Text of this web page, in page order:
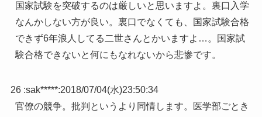
国家試験を突破するのは厳しいと思いますよ。裏口入学
なんかしない方が良い。裏口でなくても、国家試験合格
できず6年浪人してる二世さんとかいますよ…。国家試
験合格できないと何にもなれないから悲惨です。
26 :sak*****:2018/07/04(水)23:50:34
官僚の競争。批判というより同情します。医学部ごとき